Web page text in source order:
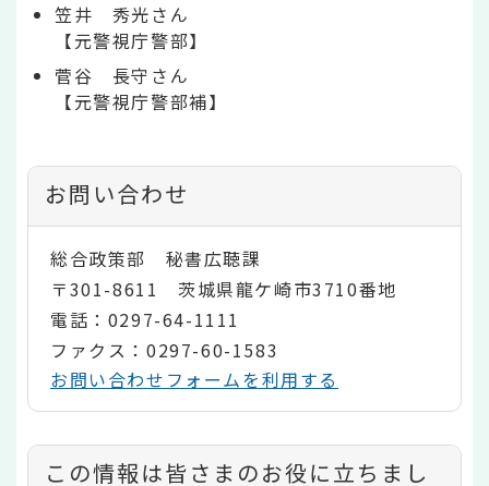
笠井 秀光さん
【元警視庁警部】
菅谷 長守さん
【元警視庁警部補】
お問い合わせ
総合政策部 秘書広聴課
〒301-8611 茨城県龍ケ崎市3710番地
電話：0297-64-1111
ファクス：0297-60-1583
お問い合わせフォームを利用する
コ
この情報は皆さまのお役に立ちまし